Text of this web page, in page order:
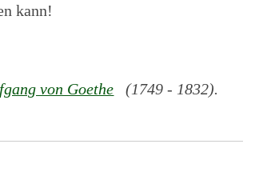
kann!
von Goethe (1749 - 1832).